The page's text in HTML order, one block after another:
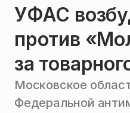
УФАС
против
за
Московское
Федеральной